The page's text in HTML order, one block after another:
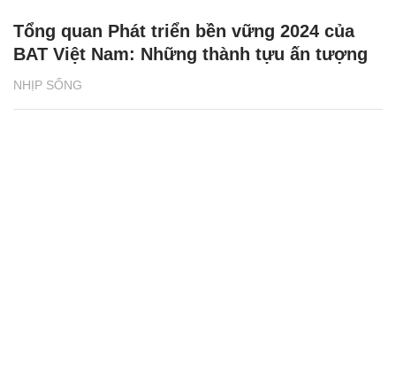
NHỊP SỐNG
Tổng quan Phát triển bền vững 2024 của
BAT Việt Nam: Những thành tựu ấn tượng